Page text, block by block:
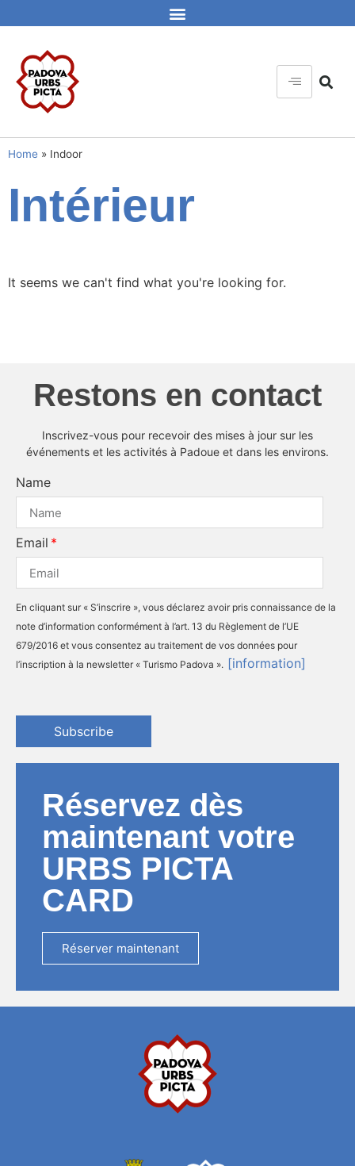
Home » Indoor
Intérieur
It seems we can't find what you're looking for.
Restons en contact
Inscrivez-vous pour recevoir des mises à jour sur les
événements et les activités à Padoue et dans les environs.
Name
Email
En cliquant sur « S’inscrire », vous déclarez avoir pris connaissance de la
note d’information conformément à l’art. 13 du Règlement de l’UE
679/2016 et vous consentez au traitement de vos données pour
l’inscription à la newsletter « Turismo Padova ». [information]
Subscribe
Réservez dès
maintenant votre
URBS PICTA
CARD
Réserver maintenant